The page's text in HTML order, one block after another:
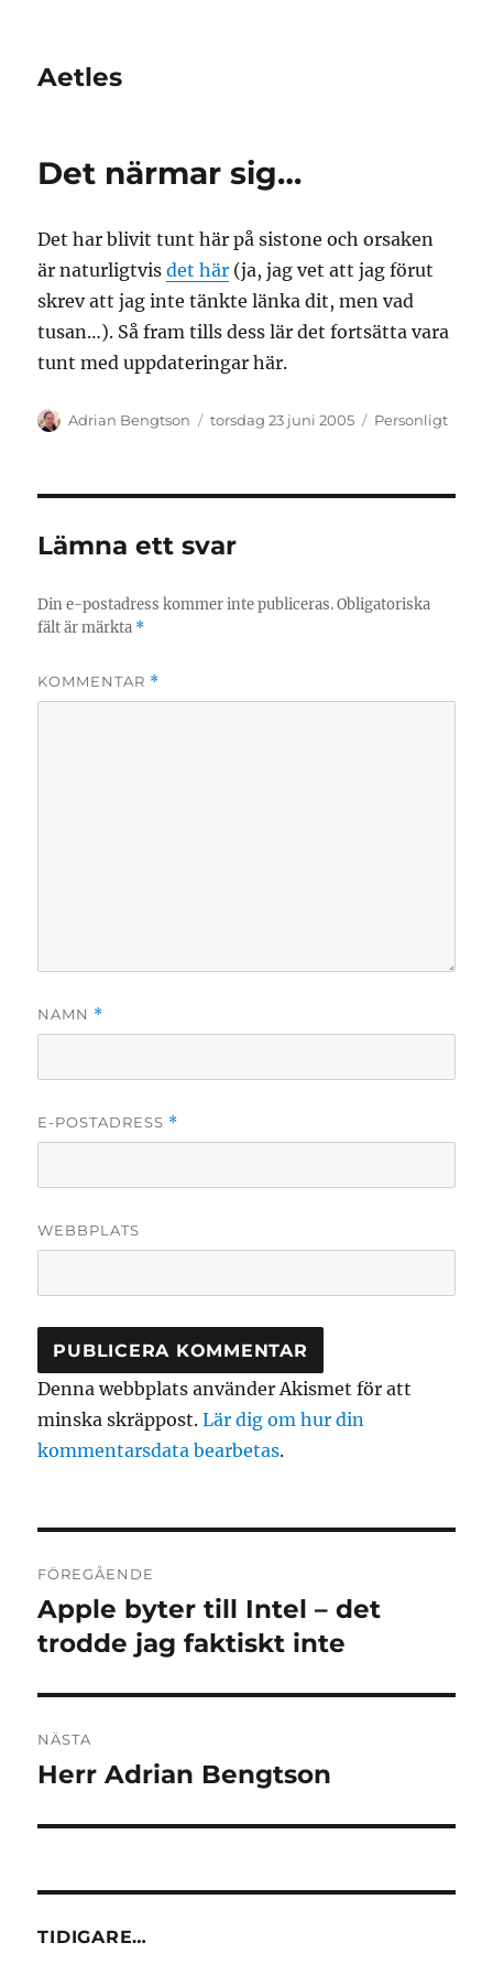
Aetles
Det närmar sig…
Det har blivit tunt här på sistone och orsaken
är naturligtvisdet här (ja, jag vet att jag förut
skrev att jag inte tänkte länka dit, men vad
tusan…). Så fram tills dess lär det fortsätta vara
tunt med uppdateringar här.
Författare
Adrian Bengtson
Publicerat
torsdag 23 juni 2005 Kategorier
Personligt
Lämna ett svar
Din e-postadress kommer inte publiceras. Obligatoriska
fält är märkta *
KOMMENTAR *
NAMN *
E-POSTADRESS *
WEBBPLATS
Denna webbplats använder Akismet för att
minska skräppost.Lär dig om hur din
kommentarsdata bearbetas.
FÖREGÅENDE
Föregående
inlägg:
Apple byter till Intel – det
trodde jag faktiskt inte
NÄSTA
Nästa
Herr Adrian Bengtson
TIDIGARE…